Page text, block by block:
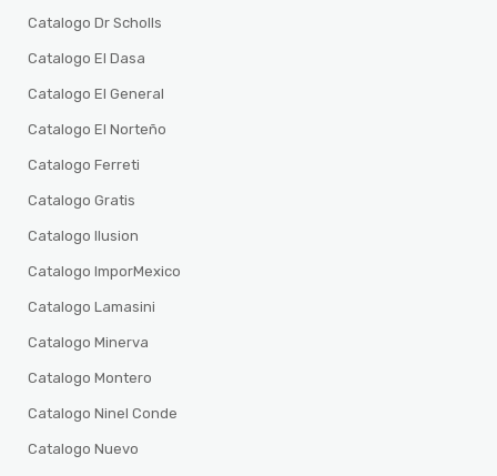
Catalogo Dr Scholls
Catalogo El Dasa
Catalogo El General
Catalogo El Norteño
Catalogo Ferreti
Catalogo Gratis
Catalogo Ilusion
Catalogo ImporMexico
Catalogo Lamasini
Catalogo Minerva
Catalogo Montero
Catalogo Ninel Conde
Catalogo Nuevo